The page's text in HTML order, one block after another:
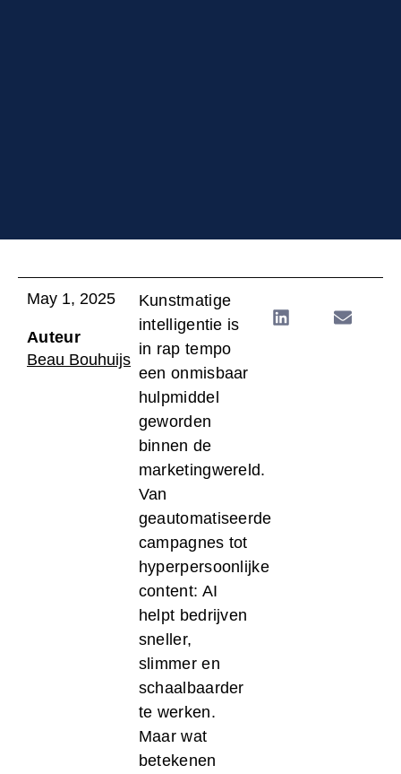
May 1, 2025
Auteur
Beau Bouhuijs
Kunstmatige
intelligentie is
in rap tempo
een onmisbaar
hulpmiddel
geworden
binnen de
marketingwereld.
Van
geautomatiseerde
campagnes tot
hyperpersoonlijke
content: AI
helpt bedrijven
sneller,
slimmer en
schaalbaarder
te werken.
Maar wat
betekenen